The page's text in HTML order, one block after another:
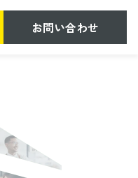
お問い合わせ